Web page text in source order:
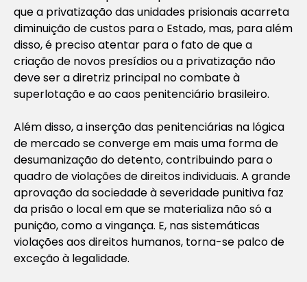
que a privatização das unidades prisionais acarreta
diminuição de custos para o Estado, mas, para além
disso, é preciso atentar para o fato de que a
criação de novos presídios ou a privatização não
deve ser a diretriz principal no combate à
superlotação e ao caos penitenciário brasileiro.
Além disso, a inserção das penitenciárias na lógica
de mercado se converge em mais uma forma de
desumanização do detento, contribuindo para o
quadro de violações de direitos individuais. A grande
aprovação da sociedade à severidade punitiva faz
da prisão o local em que se materializa não só a
punição, como a vingança. E, nas sistemáticas
violações aos direitos humanos, torna-se palco de
exceção à legalidade.